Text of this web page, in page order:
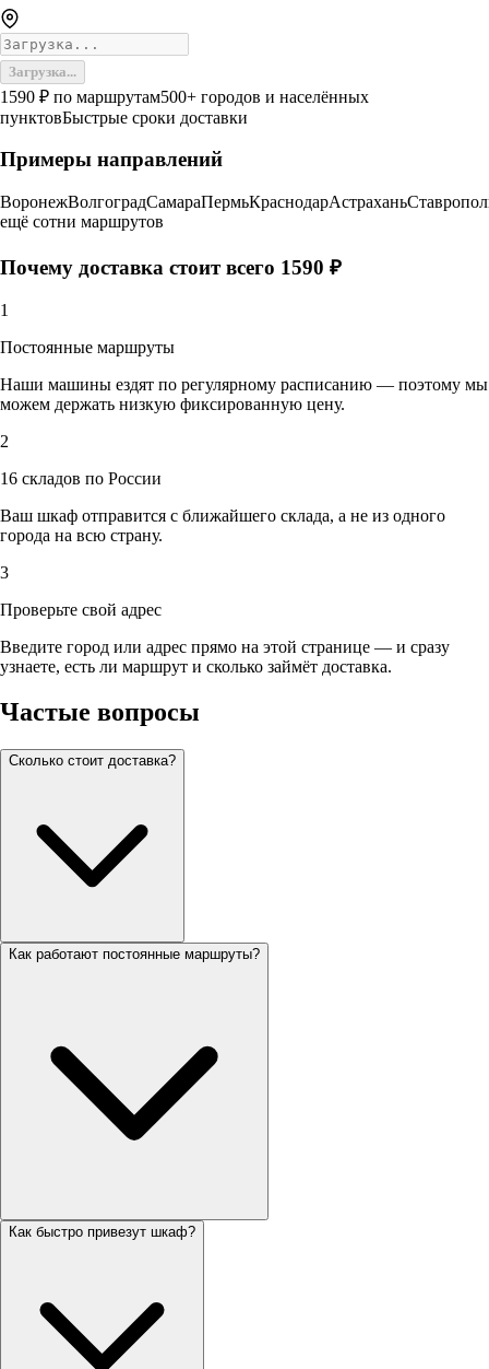
Загрузка...
1590 ₽ по маршрутам500+ городов и населённых
пунктовБыстрые сроки доставки
Примеры направлений
ВоронежВолгоградСамараПермьКраснодарАстрахань
ещё сотни маршрутов
Почему доставка стоит всего 1590 ₽
1
Постоянные маршруты
Наши машины ездят по регулярному расписанию — поэтому мы
можем держать низкую фиксированную цену.
2
16 складов по России
Ваш шкаф отправится с ближайшего склада, а не из одного
города на всю страну.
3
Проверьте свой адрес
Введите город или адрес прямо на этой странице — и сразу
узнаете, есть ли маршрут и сколько займёт доставка.
Частые вопросы
Сколько стоит доставка?
Как работают постоянные маршруты?
Как быстро привезут шкаф?